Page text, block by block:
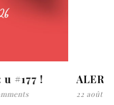
di 1975